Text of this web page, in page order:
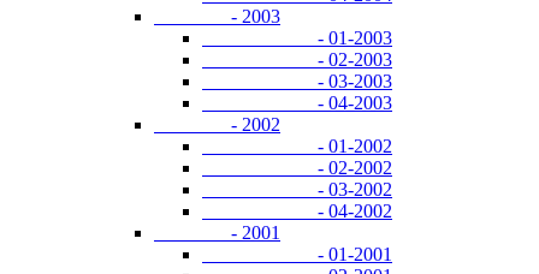
- 2003
- 01-2003
- 02-2003
- 03-2003
- 04-2003
- 2002
- 01-2002
- 02-2002
- 03-2002
- 04-2002
- 2001
- 01-2001